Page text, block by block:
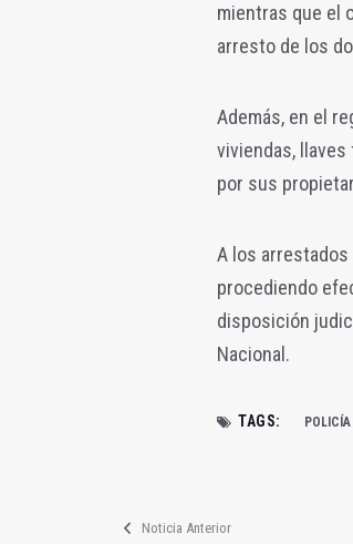
mientras que el
arresto de los
Además, en el
viviendas,
por sus
A los
procediendo
disposición
Nacional.
TAGS:
Noticia Anterior